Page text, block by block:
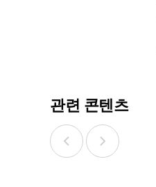
관련 콘텐츠